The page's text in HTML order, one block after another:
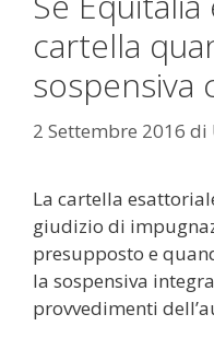
cartella
2 Settembre 2016 di
La cartella
giudizio di
presupposto e
la sospensiva
provvedimenti